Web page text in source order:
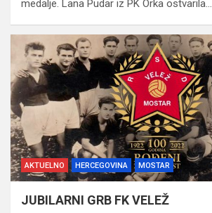
medalje. Lana Pudar iz PK Orka ostvarila…
AKTUELNO HERCEGOVINA MOSTAR
JUBILARNI GRB FK VELEŽ